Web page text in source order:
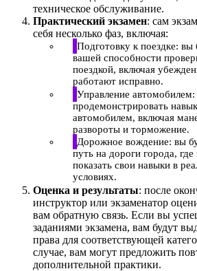
техническое обслуживание.
Практический экзамен: сам
себя несколько фаз, включая:
Подготовку к поездке: вы
вашей способности
поездкой, включая
работают исправно.
Управление автомобилем:
продемонстрировать
автомобилем, включая
развороты и торможение.
Дорожное вождение: вы
путь на дороги города,
показать свои навыки в
условиях.
Оценка и результаты: после
инструктор или экзаменатор
вам обратную связь. Если вы
заданиями экзамена, вам будут
права для соответствующей
случае, вам могут предложить
дополнительной практики.